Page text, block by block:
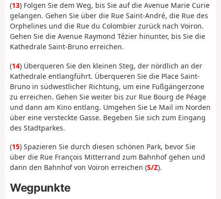
(13) Folgen Sie dem Weg, bis Sie auf die Avenue Marie Curie
gelangen. Gehen Sie über die Rue Saint-André, die Rue des
Orphelines und die Rue du Colombier zurück nach Voiron.
Gehen Sie die Avenue Raymond Tézier hinunter, bis Sie die
Kathedrale Saint-Bruno erreichen.
(14) Überqueren Sie den kleinen Steg, der nördlich an der
Kathedrale entlangführt. Überqueren Sie die Place Saint-
Bruno in südwestlicher Richtung, um eine Fußgängerzone
zu erreichen. Gehen Sie weiter bis zur Rue Bourg de Péage
und dann am Kino entlang. Umgehen Sie Le Mail im Norden
über eine versteckte Gasse. Begeben Sie sich zum Eingang
des Stadtparkes.
(15) Spazieren Sie durch diesen schönen Park, bevor Sie
über die Rue François Mitterrand zum Bahnhof gehen und
dann den Bahnhof von Voiron erreichen (S/Z).
Wegpunkte